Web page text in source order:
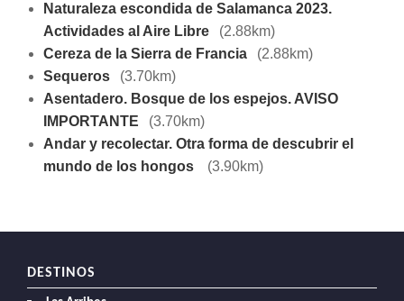
Naturaleza escondida de Salamanca 2023.
Actividades al Aire Libre
(2.88km)
Cereza de la Sierra de Francia
(2.88km)
Sequeros
(3.70km)
Asentadero. Bosque de los espejos. AVISO
IMPORTANTE
(3.70km)
Andar y recolectar. Otra forma de descubrir el
mundo de los hongos
(3.90km)
DESTINOS